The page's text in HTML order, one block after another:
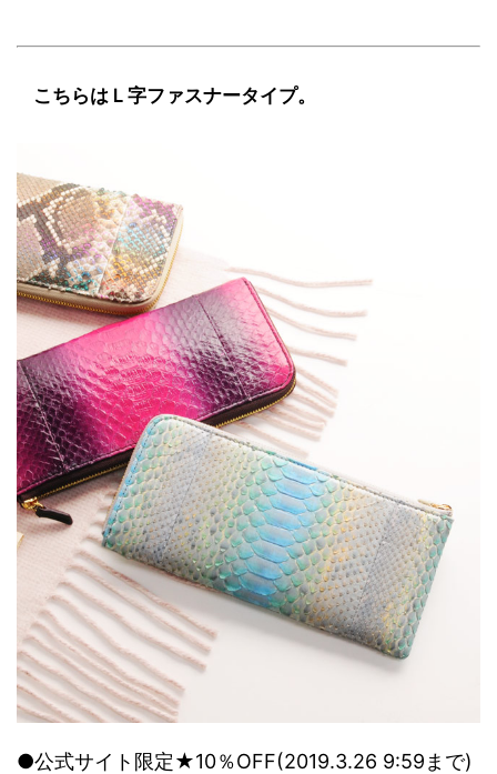
こちらはＬ字ファスナータイプ。
●公式サイト限定★10％OFF(2019.3.26 9:59まで)